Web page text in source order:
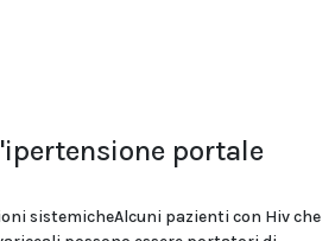
portale
sistemicheAlcuni pazienti con Hiv che